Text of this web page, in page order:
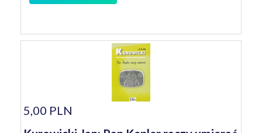
5,00 PLN